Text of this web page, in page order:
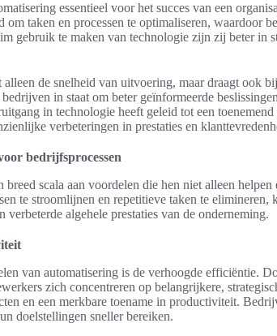
essentieel voor het succes van een
taken en processen te optimaliseren, waardoor
gebruik te maken van technologie zijn zij beter in
de snelheid van uitvoering, maar draagt ook
in staat om beter geïnformeerde
in technologie heeft geleid tot een
verbeteringen in prestaties en
bedrijfsprocessen
breed scala aan voordelen die hen niet alleen
te stroomlijnen en repetitieve taken te
algehele prestaties van de onderneming.
van automatisering is de verhoogde efficiëntie.
zich concentreren op belangrijkere,
en een merkbare toename in productiviteit.
doelstellingen sneller bereiken.